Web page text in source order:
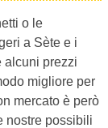
o le
a Sète e i
alcuni prezzi
migliore per
mercato è però
nostre possibili